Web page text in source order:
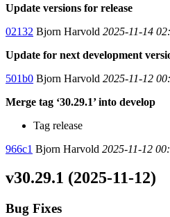
Update versions for release
02132 Bjorn Harvold 2025-11-14
Update for next development
501b0 Bjorn Harvold 2025-11-12
Merge tag ‘30.29.1’ into develop
Tag release
966c1 Bjorn Harvold 2025-11-12
v30.29.1 (2025-11-12)
Bug Fixes